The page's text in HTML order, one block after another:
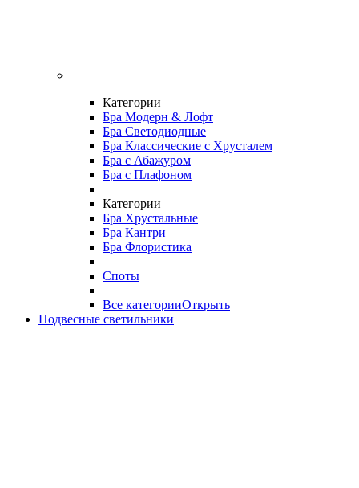
Категории
Бра Модерн & Лофт
Бра Светодиодные
Бра Классические с Хрусталем
Бра с Абажуром
Бра с Плафоном
Категории
Бра Хрустальные
Бра Кантри
Бра Флористика
Споты
Все категорииОткрыть
Подвесные светильники